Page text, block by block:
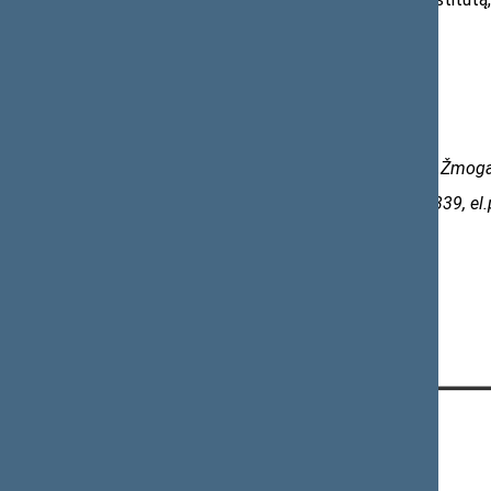
Seimo Liberalų sąjūdžio frakcijos narė,
Viktorija Čmilytė-Nielsen, tel. 8 612 57339,